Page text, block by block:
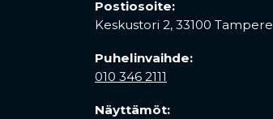
Postiosoite:
Keskustori 2, 33100 Tampere
Puhelinvaihde:
010 346 2111
Näyttämöt: